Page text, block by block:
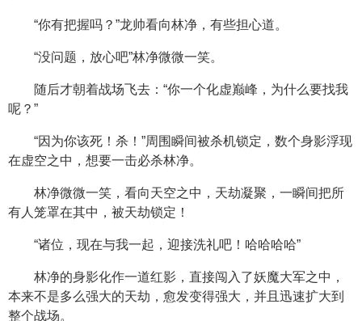
“你有把握吗？”龙帅看向林净，有些担心道。
“没问题，放心吧”林净微微一笑。
随后才朝着战场飞去：“你一个化虚巅峰，为什么要找我
呢？”
“因为你该死！杀！”周围瞬间被杀机锁定，数个身影浮现
在虚空之中，想要一击必杀林净。
林净微微一笑，看向天空之中，天劫凝聚，一瞬间把所
有人笼罩在其中，被天劫锁定！
“诸位，现在与我一起，迎接洗礼吧！哈哈哈哈”
林净的身影化作一道红影，直接闯入了妖魔大军之中，
本来不是多么强大的天劫，愈发变得强大，并且迅速扩大到
整个战场。